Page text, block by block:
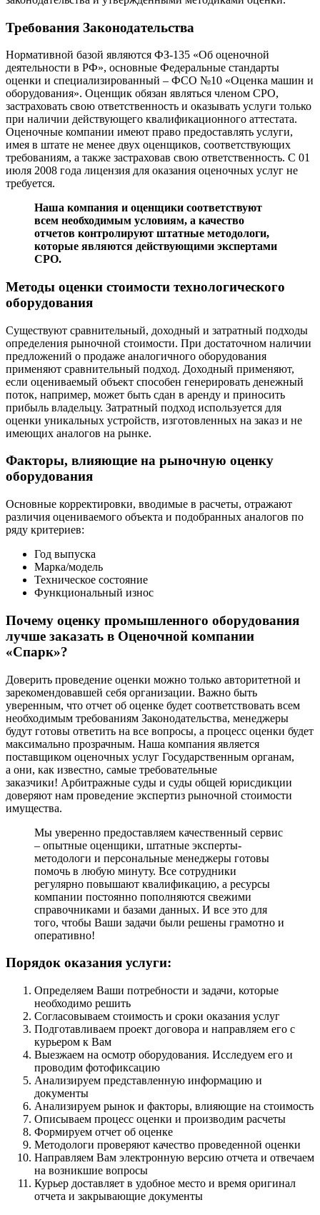
Требования Законодательства
Нормативной базой являются ФЗ-135 «Об оценочной
деятельности в РФ», основные Федеральные стандарты
оценки и специализированный – ФСО №10 «Оценка машин и
оборудования». Оценщик обязан являться членом СРО,
застраховать свою ответственность и оказывать услуги только
при наличии действующего квалификационного аттестата.
Оценочные компании имеют право предоставлять услуги,
имея в штате не менее двух оценщиков, соответствующих
требованиям, а также застраховав свою ответственность. С 01
июля 2008 года лицензия для оказания оценочных услуг не
требуется.
Наша компания и оценщики соответствуют
всем необходимым условиям, а качество
отчетов контролируют штатные методологи,
которые являются действующими экспертами
СРО.
Методы оценки стоимости технологического
оборудования
Существуют сравнительный, доходный и затратный подходы
определения рыночной стоимости. При достаточном наличии
предложений о продаже аналогичного оборудования
применяют сравнительный подход. Доходный применяют,
если оцениваемый объект способен генерировать денежный
поток, например, может быть сдан в аренду и приносить
прибыль владельцу. Затратный подход используется для
оценки уникальных устройств, изготовленных на заказ и не
имеющих аналогов на рынке.
Факторы, влияющие на рыночную оценку
оборудования
Основные корректировки, вводимые в расчеты, отражают
различия оцениваемого объекта и подобранных аналогов по
ряду критериев:
Год выпуска
Марка/модель
Техническое состояние
Функциональный износ
Почему оценку промышленного оборудования
лучше заказать в Оценочной компании
«Спарк»?
Доверить проведение оценки можно только авторитетной и
зарекомендовавшей себя организации. Важно быть
уверенным, что отчет об оценке будет соответствовать всем
необходимым требованиям Законодательства, менеджеры
будут готовы ответить на все вопросы, а процесс оценки будет
максимально прозрачным. Наша компания является
поставщиком оценочных услуг Государственным органам,
а они, как известно, самые требовательные
заказчики! Арбитражные суды и суды общей юрисдикции
доверяют нам проведение экспертиз рыночной стоимости
имущества.
Мы уверенно предоставляем качественный сервис
– опытные оценщики, штатные эксперты-
методологи и персональные менеджеры готовы
помочь в любую минуту. Все сотрудники
регулярно повышают квалификацию, а ресурсы
компании постоянно пополняются свежими
справочниками и базами данных. И все это для
того, чтобы Ваши задачи были решены грамотно и
оперативно!
Порядок оказания услуги:
Определяем Ваши потребности и задачи, которые
необходимо решить
Согласовываем стоимость и сроки оказания услуг
Подготавливаем проект договора и направляем его с
курьером к Вам
Выезжаем на осмотр оборудования. Исследуем его и
проводим фотофиксацию
Анализируем представленную информацию и
документы
Анализируем рынок и факторы, влияющие на стоимость
Описываем процесс оценки и производим расчеты
Формируем отчет об оценке
Методологи проверяют качество проведенной оценки
Направляем Вам электронную версию отчета и отвечаем
на возникшие вопросы
Курьер доставляет в удобное место и время оригинал
отчета и закрывающие документы